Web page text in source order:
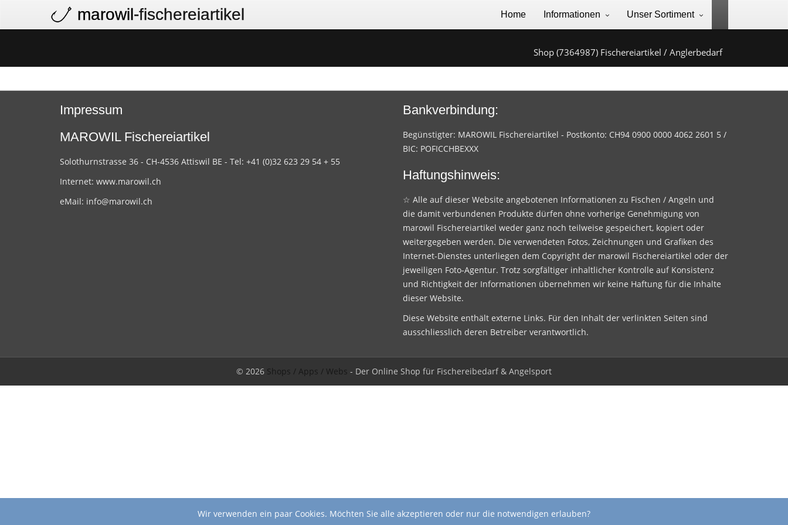
marowil-fischereiartikel Home Informationen Unser Sortiment
Shop (7364987) Fischereiartikel / Anglerbedarf
Impressum
MAROWIL Fischereiartikel
Solothurnstrasse 36 - CH-4536 Attiswil BE - Tel: +41 (0)32 623 29 54 + 55
Internet: www.marowil.ch
eMail: info@marowil.ch
Bankverbindung:
Begünstigter: MAROWIL Fischereiartikel - Postkonto: CH94 0900 0000 4062 2601 5 /
BIC: POFICCHBEXXX
Haftungshinweis:
☆ Alle auf dieser Website angebotenen Informationen zu Fischen / Angeln und
die damit verbundenen Produkte dürfen ohne vorherige Genehmigung von
marowil Fischereiartikel weder ganz noch teilweise gespeichert, kopiert oder
weitergegeben werden. Die verwendeten Fotos, Zeichnungen und Grafiken des
Internet-Dienstes unterliegen dem Copyright der marowil Fischereiartikel oder der
jeweiligen Foto-Agentur. Trotz sorgfältiger inhaltlicher Kontrolle auf Konsistenz
und Richtigkeit der Informationen übernehmen wir keine Haftung für die Inhalte
dieser Website.
Diese Website enthält externe Links. Für den Inhalt der verlinkten Seiten sind
ausschliesslich deren Betreiber verantwortlich.
© 2026 Shops / Apps / Webs - Der Online Shop für Fischereibedarf & Angelsport
Wir verwenden ein paar Cookies. Möchten Sie alle akzeptieren oder nur die notwendigen erlauben?